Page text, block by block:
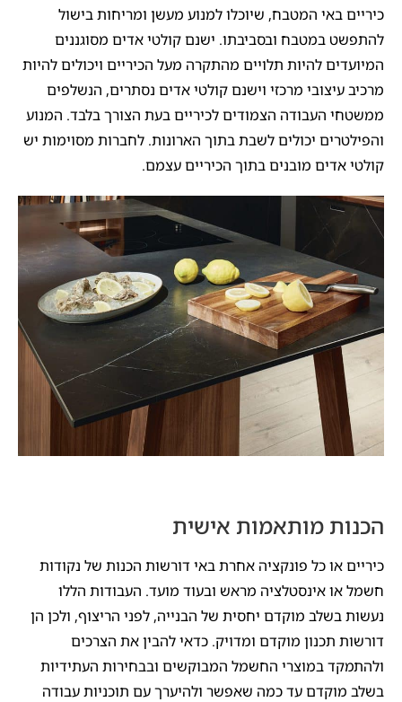
כיריים באי המטבח, שיוכלו למנוע מעשן ומריחות בישול
להתפשט במטבח ובסביבתו. ישנם קולטי אדים מסוגננים
המיועדים להיות תלויים מהתקרה מעל הכיריים ויכולים להיות
מרכיב עיצובי מרכזי וישנם קולטי אדים נסתרים, הנשלפים
ממשטחי העבודה הצמודים לכיריים בעת הצורך בלבד. המנוע
והפילטרים יכולים לשבת בתוך הארונות. לחברות מסוימות יש
קולטי אדים מובנים בתוך הכיריים עצמם.
הכנות מותאמות אישית
כיריים או כל פונקציה אחרת באי דורשות הכנות של נקודות
חשמל או אינסטלציה מראש ובעוד מועד. העבודות הללו
נעשות בשלב מוקדם יחסית של הבנייה, לפני הריצוף, ולכן הן
דורשות תכנון מוקדם ומדויק. כדאי להבין את הצרכים
ולהתמקד במוצרי החשמל המבוקשים ובבחירות העתידיות
בשלב מוקדם עד כמה שאפשר ולהיערך עם תוכניות עבודה